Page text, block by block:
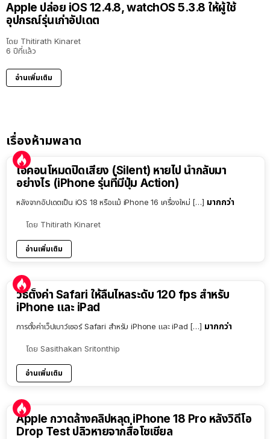
Apple ปล่อย iOS 12.4.8, watchOS 5.3.8 ให้ผู้ใช้
อุปกรณ์รุ่นเก่าอัปเดต
โดย Thitirath Kinaret
6 ปีที่แล้ว
อ่านเพิ่มเติม
เรื่องห้ามพลาด
ไอคอนโหมดปิดเสียง (Silent) หายไป นำกลับมา
อย่างไร (iPhone รุ่นที่มีปุ่ม Action)
หลังจากอัปเดตเป็น iOS 18 หรือแม้ iPhone 16 เครื่องใหม่ […] มากกว่า
โดย Thitirath Kinaret
อ่านเพิ่มเติม
วิธีตั้งค่า Safari ให้ลื่นไหลระดับ 120 fps สำหรับ
iPhone และ iPad
การตั้งค่าเว็ปเบาว์เซอร์ Safari สำหรับ iPhone และ iPad […] มากกว่า
โดย Sasithakan Sritonthip
อ่านเพิ่มเติม
Apple กวาดล้างคลิปหลุด iPhone 18 Pro หลังวิดีโอ
Drop Test ปลิวหายจากสื่อโซเชียล